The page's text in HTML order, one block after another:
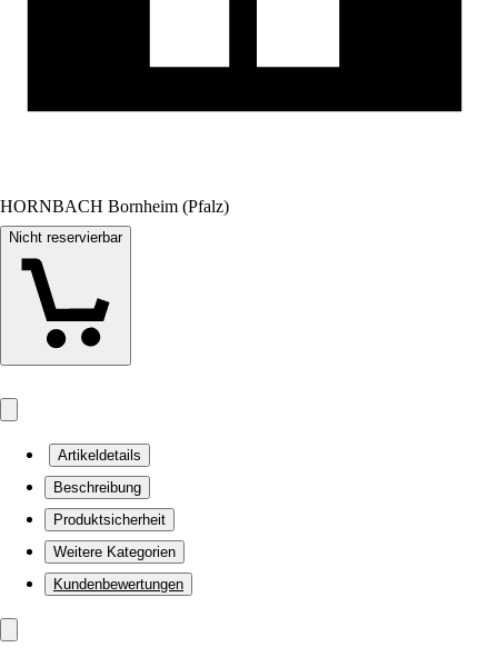
HORNBACH Bornheim (Pfalz)
Nicht reservierbar
Artikeldetails
Beschreibung
Produktsicherheit
Weitere Kategorien
Kundenbewertungen